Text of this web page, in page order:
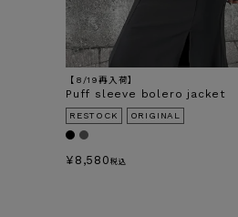
【8/19再入荷】
Puff sleeve bolero jacket
RESTOCK ORIGINAL
¥ 8,580 税込